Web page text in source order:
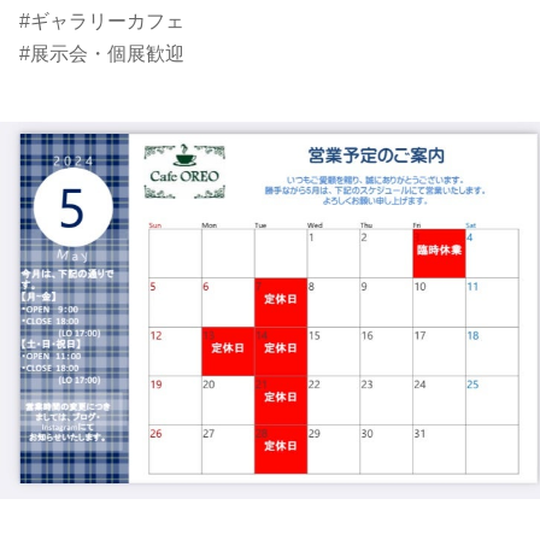
#ギャラリーカフェ⠀
#展示会・個展歓迎